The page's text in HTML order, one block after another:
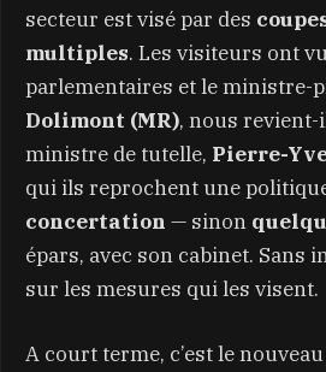
secteur est visé par des
multiples. Les visiteurs ont
parlementaires et le ministre-
Dolimont (MR), nous revient-
ministre de tutelle, Pierre-
qui ils reprochent une
concertation — sinon
épars, avec son cabinet. Sans
sur les mesures qui les visent.
A court terme, c’est le